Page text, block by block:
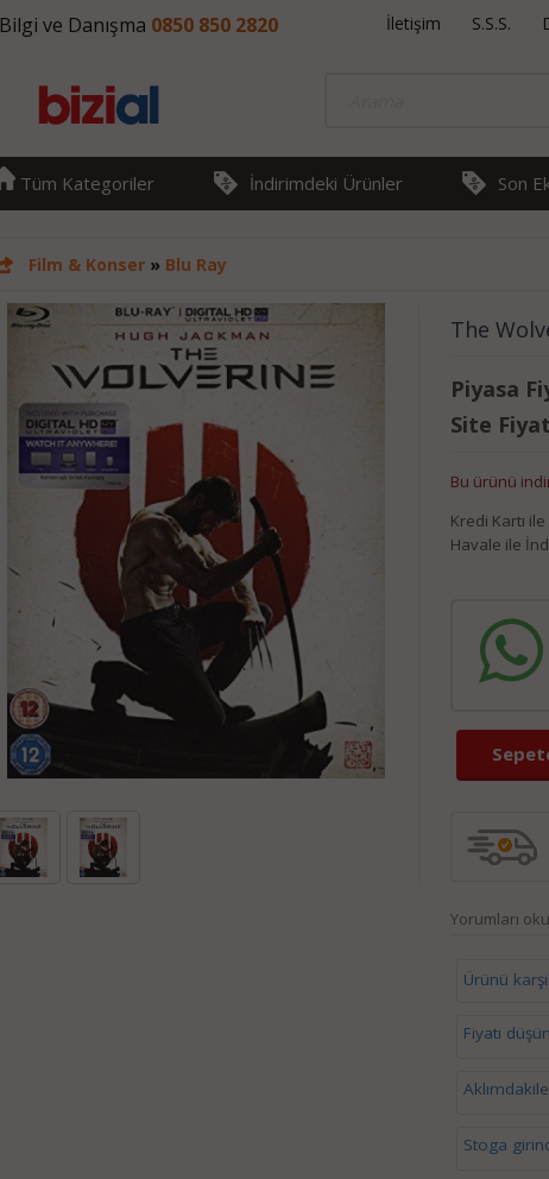
Bilgi ve Danışma 0850 850 2820 İletişim S.S.S.
Tüm Kategoriler İndirimdeki Ürünler Son
Film & Konser» Blu Ray
The
Piyasa
Site
Bu ürünü
Kredi Kartı
Havale ile
Yorumları oku
Ürünü
Fiyatı
Stoga